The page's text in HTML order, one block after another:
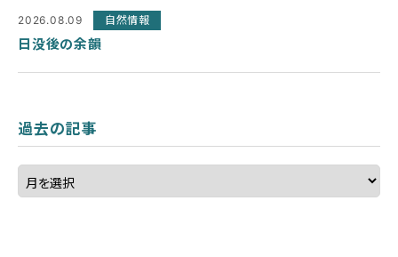
2026.08.09 自然情報
日没後の余韻
過去の記事